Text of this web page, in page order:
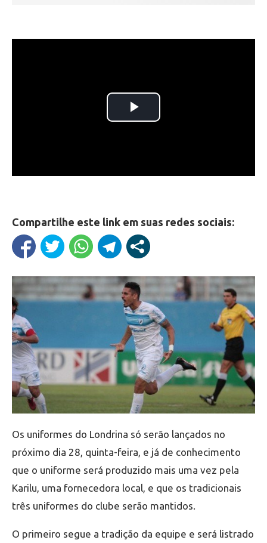
Compartilhe este link em suas redes sociais:
Os uniformes do Londrina só serão lançados no
próximo dia 28, quinta-feira, e já de conhecimento
que o uniforme será produzido mais uma vez pela
Karilu, uma fornecedora local, e que os tradicionais
três uniformes do clube serão mantidos.
O primeiro segue a tradição da equipe e será listrado